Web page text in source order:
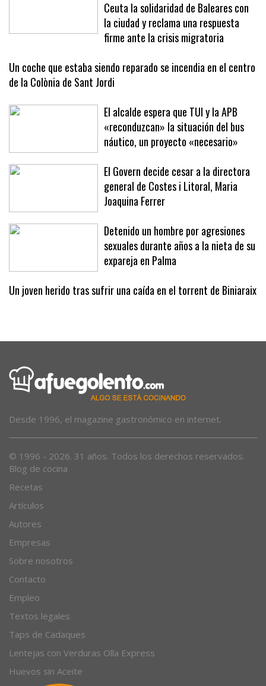
Prohens muestra al presidente de
Ceuta la solidaridad de Baleares con
la ciudad y reclama una respuesta
firme ante la crisis migratoria
Un coche que estaba siendo reparado se incendia en el centro
de la Colònia de Sant Jordi
El alcalde espera que TUI y la APB
«reconduzcan» la situación del bus
náutico, un proyecto «necesario»
El Govern decide cesar a la directora
general de Costes i Litoral, Maria
Joaquina Ferrer
Detenido un hombre por agresiones
sexuales durante años a la nieta de su
expareja en Palma
Blog de cocina
Recetas
Artículos
Autores
Empresas
Sobre nosotros
Contacto
Empleo
Textos legales
Taps de Cadaques
Lentejas con Verduras Olla Express